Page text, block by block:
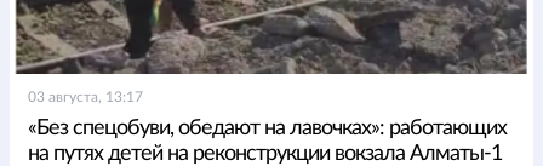
03 августа, 13:17
«Без спецобуви, обедают на лавочках»: работающих
на путях детей на реконструкции вокзала Алматы-1